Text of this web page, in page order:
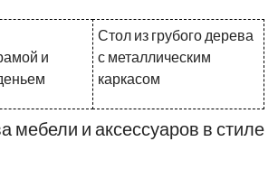
и
Стол из грубого дерева
с металлическим
каркасом
мебели и аксессуаров в стиле